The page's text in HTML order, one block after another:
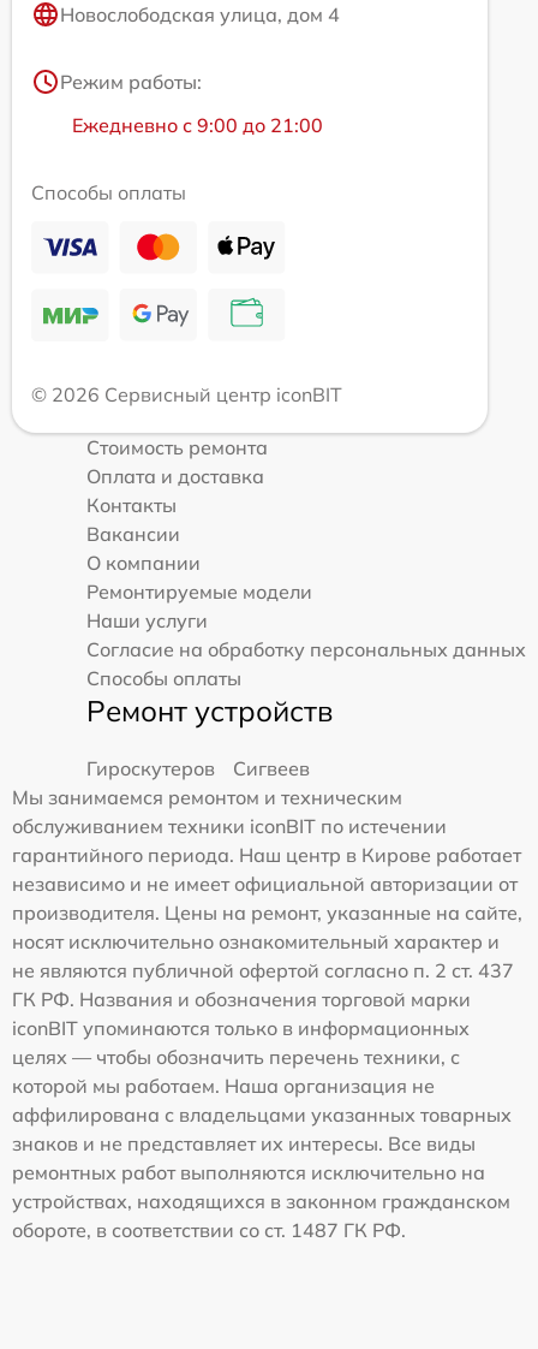
Новослободская улица, дом 4
Режим работы:
Ежедневно с 9:00 до 21:00
Способы оплаты
© 2026 Сервисный центр iconBIT
Стоимость ремонта
Оплата и доставка
Контакты
Вакансии
О компании
Ремонтируемые модели
Наши услуги
Согласие на обработку персональных данных
Способы оплаты
Ремонт устройств
Гироскутеров
Сигвеев
Мы занимаемся ремонтом и техническим
обслуживанием техники iconBIT по истечении
гарантийного периода. Наш центр в Кирове работает
независимо и не имеет официальной авторизации от
производителя. Цены на ремонт, указанные на сайте,
носят исключительно ознакомительный характер и
не являются публичной офертой согласно п. 2 ст. 437
ГК РФ. Названия и обозначения торговой марки
iconBIT упоминаются только в информационных
целях — чтобы обозначить перечень техники, с
которой мы работаем. Наша организация не
аффилирована с владельцами указанных товарных
знаков и не представляет их интересы. Все виды
ремонтных работ выполняются исключительно на
устройствах, находящихся в законном гражданском
обороте, в соответствии со ст. 1487 ГК РФ.